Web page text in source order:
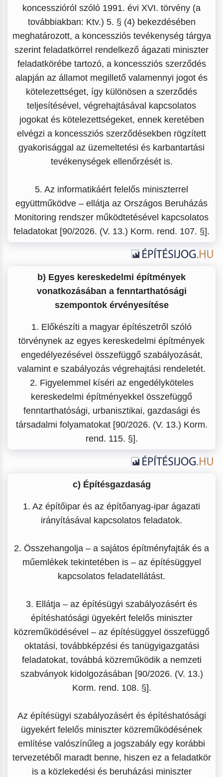
koncesszióról szóló 1991. évi XVI. törvény (a
továbbiakban: Ktv.) 5. § (4) bekezdésében
meghatározott, a koncessziós tevékenység tárgya
szerint feladatkörrel rendelkező ágazati miniszter
feladatkörébe tartozó, a koncessziós szerződés
alapján az államot megillető valamennyi jogot és
kötelezettséget, így különösen a szerződés
teljesítésével, végrehajtásával kapcsolatos
jogokat és kötelezettségeket, ennek keretében
elvégzi a koncessziós szerződésekben rögzített
gyakorisággal az üzemeltetési és karbantartási
tevékenységek ellenőrzését is.
5. Az informatikáért felelős miniszterrel
együttműködve – ellátja az Országos Beruházás
Monitoring rendszer működtetésével kapcsolatos
feladatokat [90/2026. (V. 13.) Korm. rend. 107. §].
b) Egyes kereskedelmi építmények
vonatkozásában a fenntarthatósági
szempontok érvényesítése
1. Előkészíti a magyar építészetről szóló
törvénynek az egyes kereskedelmi építmények
engedélyezésével összefüggő szabályozását,
valamint e szabályozás végrehajtási rendeletét.
2. Figyelemmel kíséri az engedélyköteles
kereskedelmi építményekkel összefüggő
fenntarthatósági, urbanisztikai, gazdasági és
társadalmi folyamatokat [90/2026. (V. 13.) Korm.
rend. 115. §].
c) Építésgazdaság
1. Az építőipar és az építőanyag-ipar ágazati
irányításával kapcsolatos feladatok.
2. Összehangolja – a sajátos építményfajták és a
műemlékek tekintetében is – az építésüggyel
kapcsolatos feladatellátást.
3. Ellátja – az építésügyi szabályozásért és
építéshatósági ügyekért felelős miniszter
közreműködésével – az építésüggyel összefüggő
oktatási, továbbképzési és tanügyigazgatási
feladatokat, továbbá közreműködik a nemzeti
szabványok kidolgozásában [90/2026. (V. 13.)
Korm. rend. 108. §].
Az építésügyi szabályozásért és építéshatósági
ügyekért felelős miniszter közreműködésének
említése valószínűleg a jogszabály egy korábbi
tervezetéből maradt benne, hiszen ez a feladatkör
is a közlekedési és beruházási miniszter